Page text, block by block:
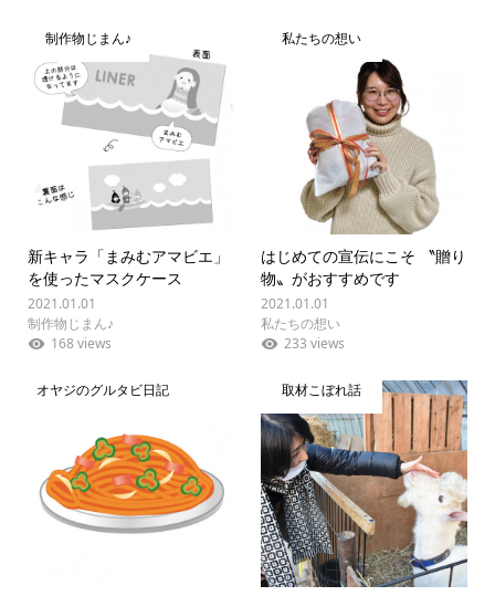
制作物じまん♪
新キャラ「まみむアマビエ」
を使ったマスクケース
2021.01.01
制作物じまん♪
168 views
私たちの想い
はじめての宣伝にこそ 〝贈り
物〟がおすすめです
2021.01.01
私たちの想い
233 views
オヤジのグルタビ日記 取材こぼれ話